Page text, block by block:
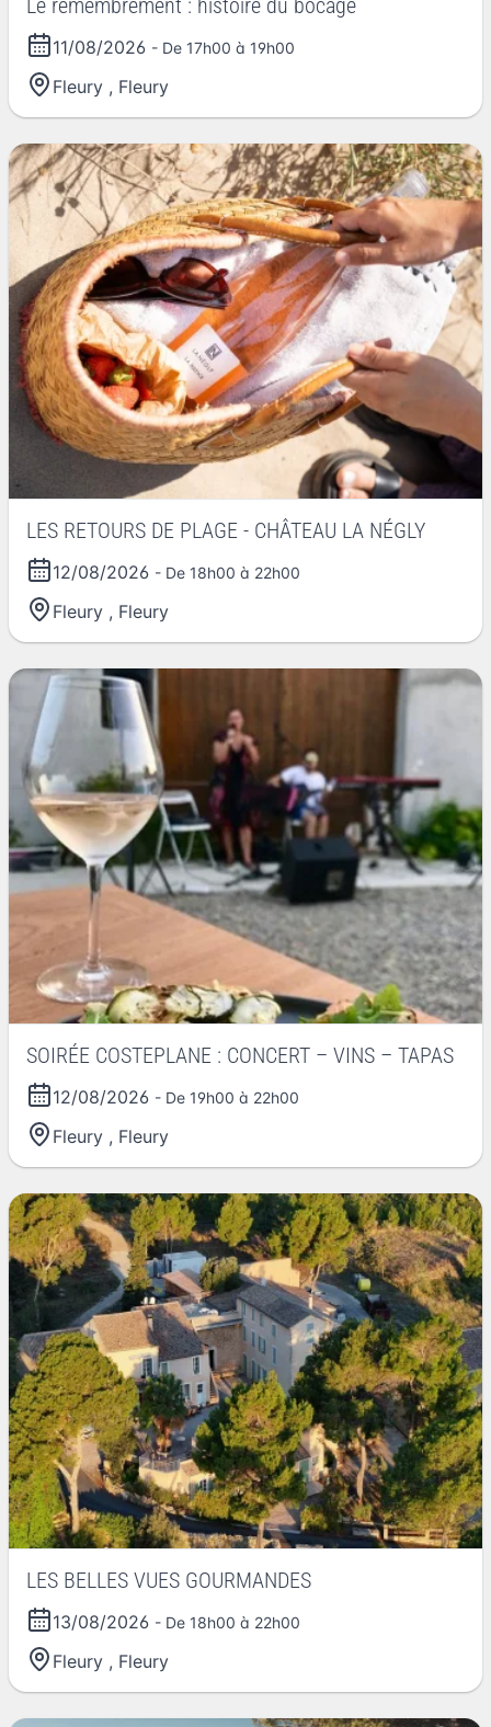
Le remembrement : histoire du bocage
11/08/2026 - De 17h00 à 19h00
Fleury , Fleury
LES RETOURS DE PLAGE - CHÂTEAU LA NÉGLY
12/08/2026 - De 18h00 à 22h00
Fleury , Fleury
SOIRÉE COSTEPLANE : CONCERT – VINS – TAPAS
12/08/2026 - De 19h00 à 22h00
Fleury , Fleury
LES BELLES VUES GOURMANDES
13/08/2026 - De 18h00 à 22h00
Fleury , Fleury